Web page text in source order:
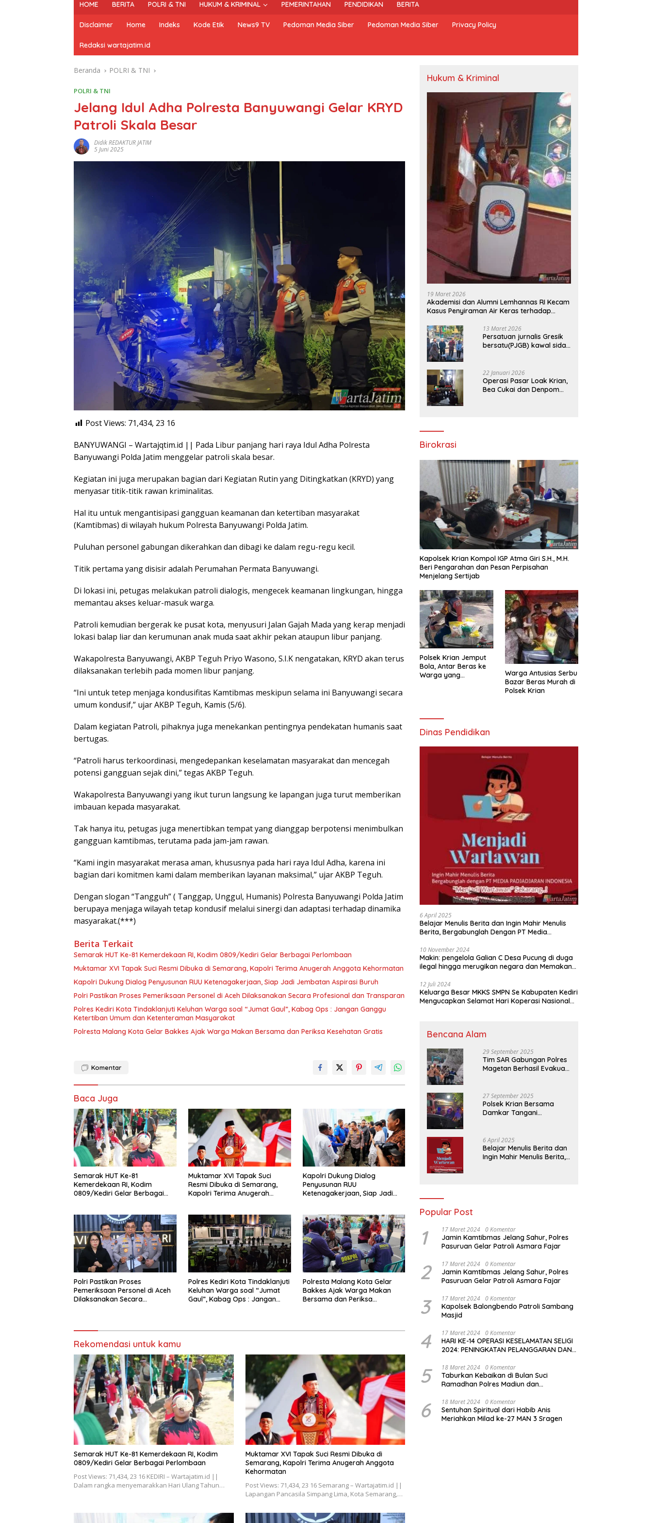
HOME BERITA POLRI & TNI HUKUM & KRIMINAL PEMERINTAHAN PENDIDIKAN BERITA
Disclaimer Home Indeks Kode Etik News9 TV Pedoman Media Siber Pedoman Media Siber Privacy Policy
Redaksi wartajatim.id
Beranda POLRI & TNI
POLRI & TNI
Jelang Idul Adha Polresta Banyuwangi Gelar KRYD
Patroli Skala Besar
Didik REDAKTUR JATIM
5 Juni 2025
Post Views: 71,434, 23 16
BANYUWANGI – Wartajqtim.id || Pada Libur panjang hari raya Idul Adha Polresta
Banyuwangi Polda Jatim menggelar patroli skala besar.
Kegiatan ini juga merupakan bagian dari Kegiatan Rutin yang Ditingkatkan (KRYD) yang
menyasar titik-titik rawan kriminalitas.
Hal itu untuk mengantisipasi gangguan keamanan dan ketertiban masyarakat
(Kamtibmas) di wilayah hukum Polresta Banyuwangi Polda Jatim.
Puluhan personel gabungan dikerahkan dan dibagi ke dalam regu-regu kecil.
Titik pertama yang disisir adalah Perumahan Permata Banyuwangi.
Di lokasi ini, petugas melakukan patroli dialogis, mengecek keamanan lingkungan, hingga
memantau akses keluar-masuk warga.
Patroli kemudian bergerak ke pusat kota, menyusuri Jalan Gajah Mada yang kerap menjadi
lokasi balap liar dan kerumunan anak muda saat akhir pekan ataupun libur panjang.
Wakapolresta Banyuwangi, AKBP Teguh Priyo Wasono, S.I.K nengatakan, KRYD akan terus
dilaksanakan terlebih pada momen libur panjang.
“Ini untuk tetep menjaga kondusifitas Kamtibmas meskipun selama ini Banyuwangi secara
umum kondusif,” ujar AKBP Teguh, Kamis (5/6).
Dalam kegiatan Patroli, pihaknya juga menekankan pentingnya pendekatan humanis saat
bertugas.
“Patroli harus terkoordinasi, mengedepankan keselamatan masyarakat dan mencegah
potensi gangguan sejak dini,” tegas AKBP Teguh.
Wakapolresta Banyuwangi yang ikut turun langsung ke lapangan juga turut memberikan
imbauan kepada masyarakat.
Tak hanya itu, petugas juga menertibkan tempat yang dianggap berpotensi menimbulkan
gangguan kamtibmas, terutama pada jam-jam rawan.
“Kami ingin masyarakat merasa aman, khususnya pada hari raya Idul Adha, karena ini
bagian dari komitmen kami dalam memberikan layanan maksimal,” ujar AKBP Teguh.
Dengan slogan “Tangguh” ( Tanggap, Unggul, Humanis) Polresta Banyuwangi Polda Jatim
berupaya menjaga wilayah tetap kondusif melalui sinergi dan adaptasi terhadap dinamika
masyarakat.(***)
Berita Terkait
Semarak HUT Ke-81 Kemerdekaan RI, Kodim 0809/Kediri Gelar Berbagai Perlombaan
Muktamar XVI Tapak Suci Resmi Dibuka di Semarang, Kapolri Terima Anugerah Anggota Kehormatan
Kapolri Dukung Dialog Penyusunan RUU Ketenagakerjaan, Siap Jadi Jembatan Aspirasi Buruh
Polri Pastikan Proses Pemeriksaan Personel di Aceh Dilaksanakan Secara Profesional dan Transparan
Polres Kediri Kota Tindaklanjuti Keluhan Warga soal “Jumat Gaul”, Kabag Ops : Jangan Ganggu
Ketertiban Umum dan Ketenteraman Masyarakat
Polresta Malang Kota Gelar Bakkes Ajak Warga Makan Bersama dan Periksa Kesehatan Gratis
Komentar
Baca Juga
Semarak HUT Ke-81
Kemerdekaan RI, Kodim
0809/Kediri Gelar Berbagai
Muktamar XVI Tapak Suci
Resmi Dibuka di Semarang,
Kapolri Terima Anugerah
Kapolri Dukung Dialog
Penyusunan RUU
Ketenagakerjaan, Siap Jadi
Polri Pastikan Proses
Pemeriksaan Personel di Aceh
Dilaksanakan Secara
Polres Kediri Kota Tindaklanjuti
Keluhan Warga soal “Jumat
Gaul”, Kabag Ops : Jangan
Polresta Malang Kota Gelar
Bakkes Ajak Warga Makan
Bersama dan Periksa
Rekomendasi untuk kamu
Semarak HUT Ke-81 Kemerdekaan RI, Kodim
0809/Kediri Gelar Berbagai Perlombaan
Post Views: 71,434, 23 16 KEDIRI – Wartajatim.id ||
Dalam rangka menyemarakkan Hari Ulang Tahun…
Muktamar XVI Tapak Suci Resmi Dibuka di
Semarang, Kapolri Terima Anugerah Anggota
Kehormatan
Post Views: 71,434, 23 16 Semarang – Wartajatim.id ||
Lapangan Pancasila Simpang Lima, Kota Semarang,…
Hukum & Kriminal
19 Maret 2026
Akademisi dan Alumni Lemhannas RI Kecam
Kasus Penyiraman Air Keras terhadap
13 Maret 2026
Persatuan jurnalis Gresik
bersatu(PJGB) kawal sidak
atas nama Molyo Cipto
amin
22 Januari 2026
Operasi Pasar Loak Krian,
Bea Cukai dan Denpom
Birokrasi
Kapolsek Krian Kompol IGP Atma Giri S.H., M.H.
Beri Pengarahan dan Pesan Perpisahan
Menjelang Sertijab
Polsek Krian Jemput
Bola, Antar Beras ke
Warga yang
Warga Antusias Serbu
Bazar Beras Murah di
Polsek Krian
Dinas Pendidikan
6 April 2025
Belajar Menulis Berita dan Ingin Mahir Menulis
Berita, Bergabunglah Dengan PT Media
10 November 2024
Makin: pengelola Galian C Desa Pucung di duga
ilegal hingga merugikan negara dan Memakan
12 Juli 2024
Keluarga Besar MKKS SMPN Se Kabupaten Kediri
Mengucapkan Selamat Hari Koperasi Nasional
Bencana Alam
29 September 2025
Tim SAR Gabungan Polres
Magetan Berhasil Evakuasi
27 September 2025
Polsek Krian Bersama
Damkar Tangani
Cluster Lotus
6 April 2025
Belajar Menulis Berita dan
Ingin Mahir Menulis Berita,
Popular Post
1 17 Maret 2024 0 Komentar
Jamin Kamtibmas Jelang Sahur, Polres
Pasuruan Gelar Patroli Asmara Fajar
2 17 Maret 2024 0 Komentar
Jamin Kamtibmas Jelang Sahur, Polres
Pasuruan Gelar Patroli Asmara Fajar
3 17 Maret 2024 0 Komentar
Kapolsek Balongbendo Patroli Sambang
Masjid
4 17 Maret 2024 0 Komentar
HARI KE-14 OPERASI KESELAMATAN SELIGI
2024: PENINGKATAN PELANGGARAN DAN
5 18 Maret 2024 0 Komentar
Taburkan Kebaikan di Bulan Suci
Ramadhan Polres Madiun dan
6 18 Maret 2024 0 Komentar
Sentuhan Spiritual dari Habib Anis
Meriahkan Milad ke-27 MAN 3 Sragen